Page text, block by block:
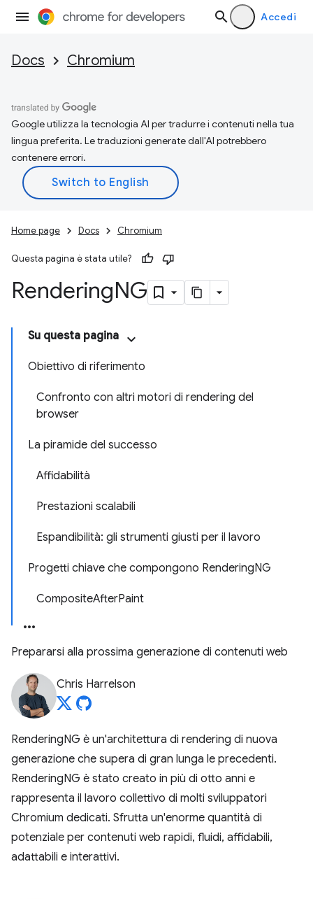
Accedi
Docs Chromium
Google utilizza la tecnologia AI per tradurre i contenuti nella tua
lingua preferita. Le traduzioni generate dall'AI potrebbero
contenere errori.
Home page Docs Chromium
Questa pagina è stata utile?
RenderingNG
Su questa pagina
Obiettivo di riferimento
Confronto con altri motori di rendering del
browser
La piramide del successo
Affidabilità
Prestazioni scalabili
Espandibilità: gli strumenti giusti per il lavoro
Progetti chiave che compongono RenderingNG
CompositeAfterPaint
Prepararsi alla prossima generazione di contenuti web
Chris Harrelson
RenderingNG è un'architettura di rendering di nuova
generazione che supera di gran lunga le precedenti.
RenderingNG è stato creato in più di otto anni e
rappresenta il lavoro collettivo di molti sviluppatori
Chromium dedicati. Sfrutta un'enorme quantità di
potenziale per contenuti web rapidi, fluidi, affidabili,
adattabili e interattivi.